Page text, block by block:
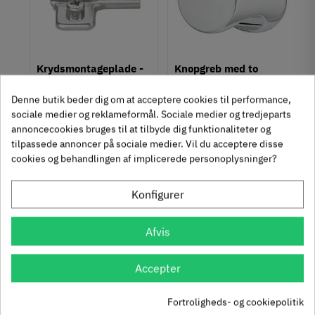
128 mm
M4 bolt
Type
Bøjlegreb
Stil
Moderne
Krydsmontageplade -
Euroskruer
329.87.510
9,25 kr-50%
4,63 Inkl. moms
312 stk på lager
Knopgreb med to
stål
136.05.009
14,40 kr-60%
5, 76 Inkl. moms
1131 stk på lager
Se også disse alternativer i stedet
Denne butik beder dig om at acceptere cookies til performance,
sociale medier og reklameformål. Sociale medier og tredjeparts
annoncecookies bruges til at tilbyde dig funktionaliteter og
tilpassede annoncer på sociale medier. Vil du acceptere disse
cookies og behandlingen af implicerede personoplysninger?
Konfigurer
Afvis
Accepter
Fortroligheds- og cookiepolitik